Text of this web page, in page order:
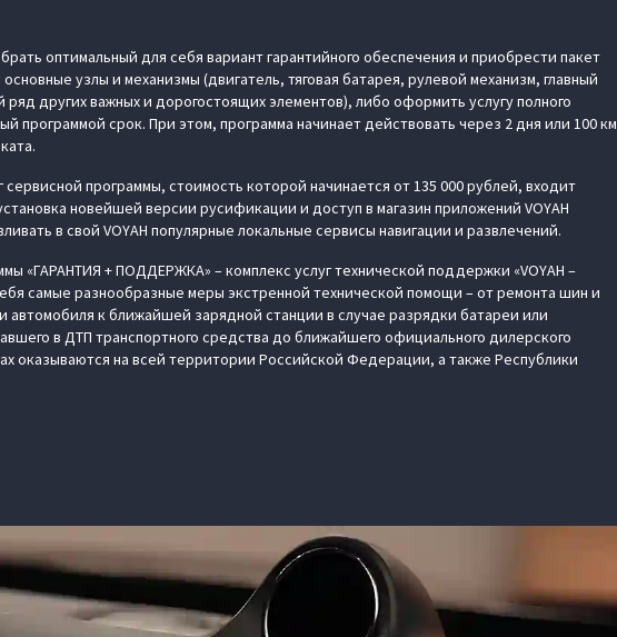
оптимальный для себя вариант гарантийного обеспечения и приобрести пакет
узлы и механизмы (двигатель, тяговая батарея, рулевой механизм, главный
других важных и дорогостоящих элементов), либо оформить услугу полного
программой срок. При этом, программа начинает действовать через 2 дня или 100 км
сервисной программы, стоимость которой начинается от 135 000 рублей, входит
новейшей версии русификации и доступ в магазин приложений VOYAH
в свой VOYAH популярные локальные сервисы навигации и развлечений.
«ГАРАНТИЯ + ПОДДЕРЖКА» – комплекс услуг технической поддержки «VOYAH –
самые разнообразные меры экстренной технической помощи – от ремонта шин и
автомобиля к ближайшей зарядной станции в случае разрядки батареи или
в ДТП транспортного средства до ближайшего официального дилерского
оказываются на всей территории Российской Федерации, а также Республики